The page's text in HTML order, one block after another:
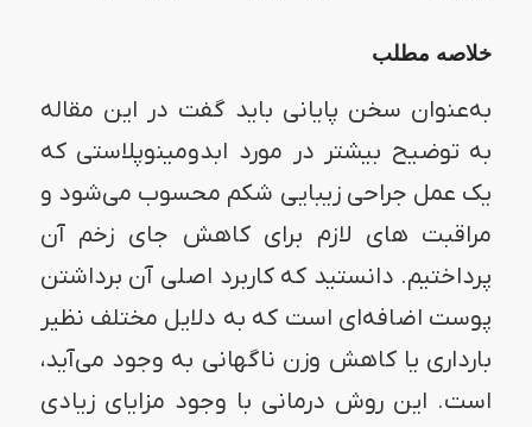
خلاصه مطلب
به‌عنوان سخن پایانی باید گفت در این مقاله
به توضیح بیشتر در مورد ابدومینوپلاستی که
یک عمل جراحی زیبایی شکم محسوب می‌شود و
مراقبت های لازم برای کاهش جای زخم آن
پرداختیم. دانستید که کاربرد اصلی آن برداشتن
پوست اضافه‌ای است که به دلایل مختلف نظیر
بارداری یا کاهش وزن ناگهانی به وجود می‌آید،
است. این روش درمانی با وجود مزایای زیادی